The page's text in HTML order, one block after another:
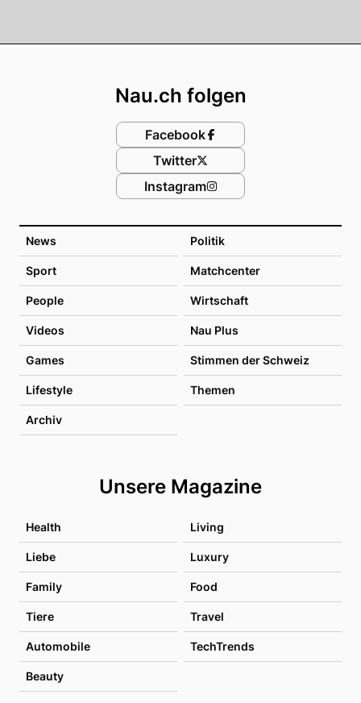
News Politik
Sport Matchcenter
People Wirtschaft
Videos Nau Plus
Games Stimmen der Schweiz
Lifestyle Themen
Archiv
Unsere Magazine
Health Living
Liebe Luxury
Family Food
Tiere Travel
Automobile TechTrends
Beauty
Nau.ch folgen
Facebook
Twitter
Instagram